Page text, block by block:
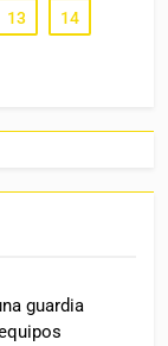
13 14
guardia